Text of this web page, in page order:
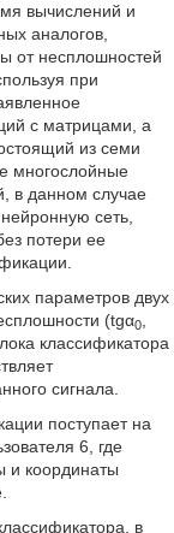
вычислений и
аналогов,
от несплошностей
при
с матрицами, а
из семи
многослойные
в данном случае
сеть,
потери ее
параметров двух
(tgα0,
классификатора
сигнала.
поступает на
6, где
и координаты
в